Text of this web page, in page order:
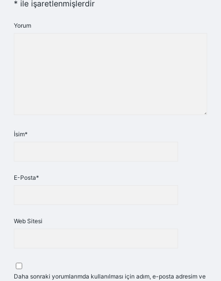
* ile işaretlenmişlerdir
Yorum
İsim*
E-Posta*
Web Sitesi
Daha sonraki yorumlarımda kullanılması için adım, e-posta adresim ve